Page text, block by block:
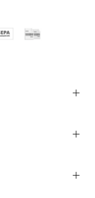
+
+
+